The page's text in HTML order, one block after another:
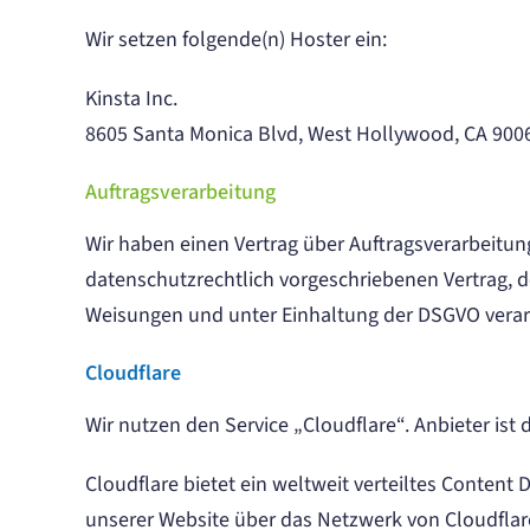
Wir setzen folgende(n) Hoster ein:
Kinsta Inc.
8605 Santa Monica Blvd, West Hollywood, CA
Auftragsverarbeitung
Wir haben einen Vertrag über
datenschutzrechtlich vorgeschriebenen Vertrag,
Weisungen und unter Einhaltung der DSGVO
Cloudflare
Wir nutzen den Service „Cloudflare“. Anbieter ist
Cloudflare bietet ein weltweit verteiltes Content
unserer Website über das Netzwerk von